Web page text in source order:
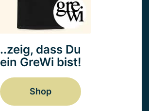
..zeig, dass Du
ein GreWi bist!
Shop